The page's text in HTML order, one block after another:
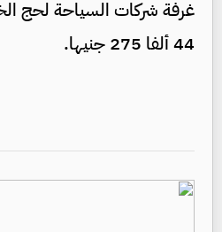
غرفة شركات السياحة لحج
44 ألفا 275 جنيها.